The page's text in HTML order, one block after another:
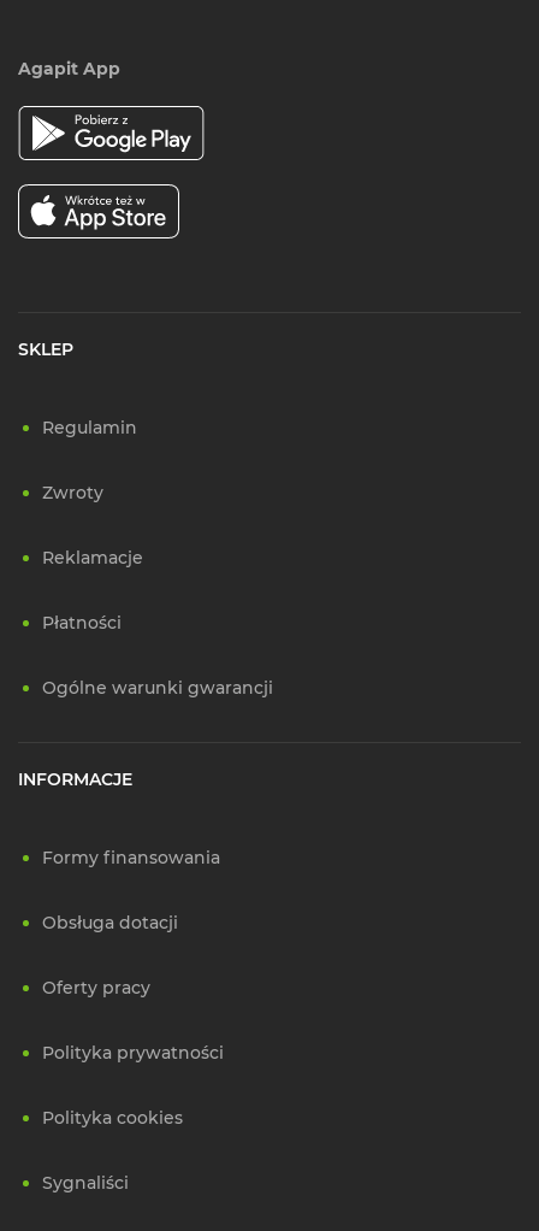
Agapit App
SKLEP
Regulamin
Zwroty
Reklamacje
Płatności
Ogólne warunki gwarancji
INFORMACJE
Formy finansowania
Obsługa dotacji
Oferty pracy
Polityka prywatności
Polityka cookies
Sygnaliści